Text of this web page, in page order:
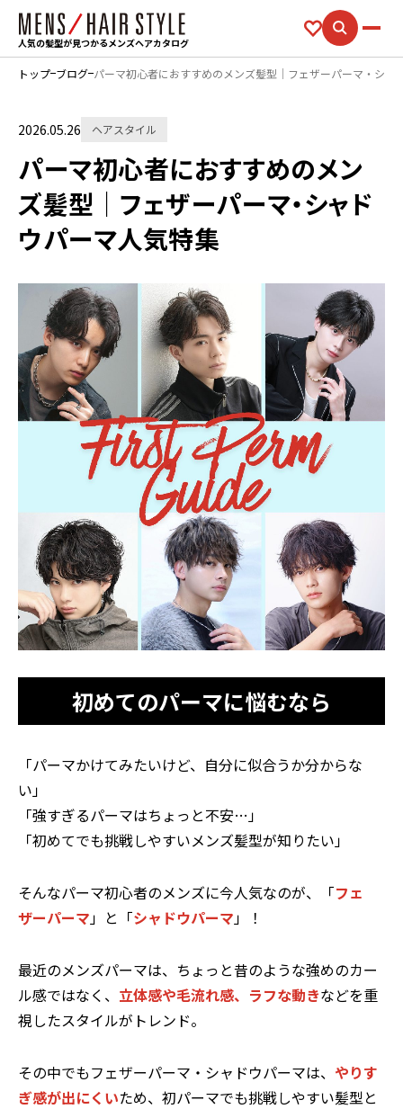
人気の髪型が見つかるメンズヘアカタログ
トップ ブログ パーマ初心者におすすめのメンズ髪型｜フェザーパーマ・シャ
2026.05.26 ヘアスタイル
パーマ初心者におすすめのメン
ズ髪型｜フェザーパーマ・シャド
ウパーマ人気特集
初めてのパーマに悩むなら
「パーマかけてみたいけど、自分に似合うか分からな
い」
「強すぎるパーマはちょっと不安…」
「初めてでも挑戦しやすいメンズ髪型が知りたい」
そんなパーマ初心者のメンズに今人気なのが、「フェ
ザーパーマ」と「シャドウパーマ」！
最近のメンズパーマは、ちょっと昔のような強めのカー
ル感ではなく、 立体感や毛流れ感、ラフな動きなどを重
視したスタイルがトレンド。
その中でもフェザーパーマ・シャドウパーマは、 やりす
ぎ感が出にくいため、初パーマでも挑戦しやすい髪型と